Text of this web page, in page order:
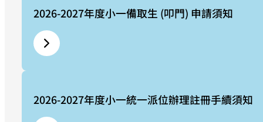
2026-2027年度小一備取生 (叩門) 申請須知
2026-2027年度小一統一派位辦理註冊手續須知